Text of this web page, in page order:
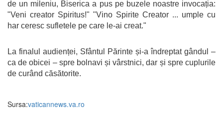
de un mileniu, Biserica a pus pe buzele noastre invocația:
"Veni creator Spiritus!" "Vino Spirite Creator ... umple cu
har ceresc sufletele pe care le-ai creat."
La finalul audienței, Sfântul Părinte și-a îndreptat gândul –
ca de obicei – spre bolnavi și vârstnici, dar și spre cuplurile
de curând căsătorite.
Sursa:vaticannews.va.ro